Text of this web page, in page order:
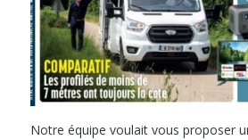
Notre équipe voulait vous proposer